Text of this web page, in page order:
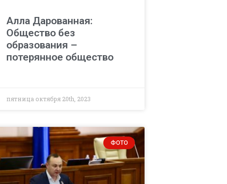
Алла Дарованная:
Общество без
образования –
потерянное общество
пятница октября 20th, 2023
ФОТО